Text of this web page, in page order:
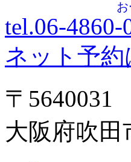
tel.06-4860-
ネット予
〒5640031
大阪府吹田